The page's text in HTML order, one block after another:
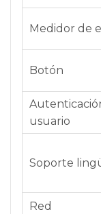
Medidor de
Botón
usuario
Soporte
Red